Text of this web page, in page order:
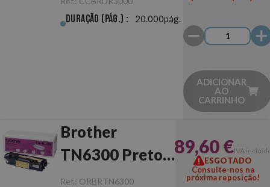
Tambor
Duração (pág.) : 20.000pág.
ADICIONAR
AO
CARRINHO
Brother
TN6300 Preto
Original
Ref.: ORBRTN6300
89,60 €IVA
ESGOTADO
Consulte-nos na
próxima reposição!